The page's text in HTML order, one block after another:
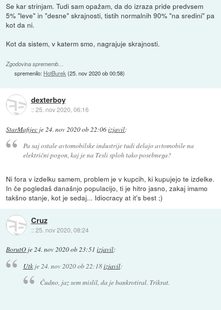
Se kar strinjam. Tudi sam opažam, da do izraza pride predvsem
5% "leve" in "desne" skrajnosti, tistih normalnih 90% "na sredini" pa
kot da ni.
Kot da sistem, v katerm smo, nagrajuje skrajnosti.
Zgodovina sprememb…
spremenilo: HotBurek (25. nov 2020 ob 00:58)
dexterboy
::25. nov 2020, 06:16
StarMafijec je24. nov 2020 ob 22:06izjavil:
Pa saj ostale avtomobilske industrije tudi delajo avtomobile na
električni pogon, kaj je na Tesli sploh tako posebnega?
Ni fora v izdelku samem, problem je v kupcih, ki kupujejo te izdelke.
In če pogledaš današnjo populacijo, ti je hitro jasno, zakaj imamo
takšno stanje, kot je sedaj... Idiocracy at it's best ;)
Cruz
::25. nov 2020, 08:24
BorutO je24. nov 2020 ob 23:51 izjavil:
Utkje24. nov 2020 ob 22:18izjavil:
Čudno, jaz sem mislil, da je bankrotiral. Trikrat.